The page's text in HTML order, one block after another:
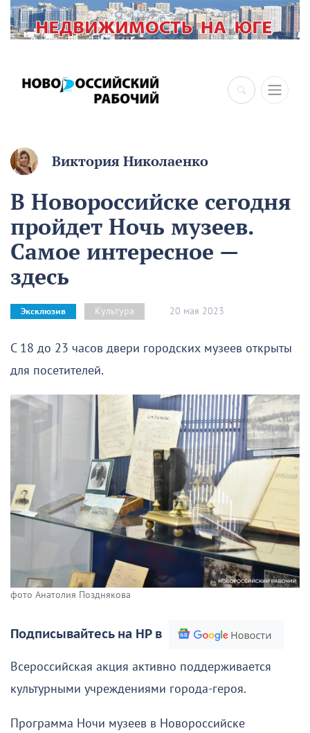
Виктория Николаенко
В Новороссийске сегодня
пройдет Ночь музеев.
Самое интересное —
здесь
Эксклюзив Культура 20 мая 2023
С 18 до 23 часов двери городских музеев открыты
для посетителей.
фото Анатолия Позднякова
Подписывайтесь на НР в
Всероссийская акция активно поддерживается
культурными учреждениями города-героя.
Программа Ночи музеев в Новороссийске